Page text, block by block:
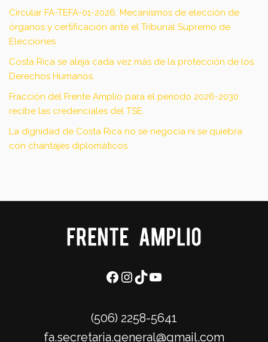
Circular FA-TEFA-01-2026: Mecanismos de elección de
órganos y certificación ante el Tribunal Supremo de
Elecciones
Costa Rica se aleja cada vez más de la protección de los
Derechos Humanos.
Fracción del Frente Amplio para el periodo 2026-2030
recibe las credenciales del TSE.
La dignidad de Costa Rica no se negocia ni se quiebra
con chantajes diplomáticos.
(506) 2258-5641
fa.secretaria.general@gmail.com